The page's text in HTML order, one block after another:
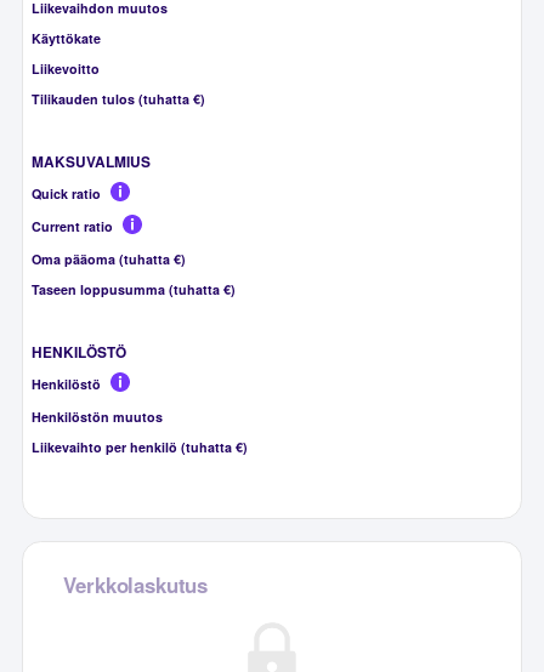
Liikevaihdon muutos
Käyttökate
Liikevoitto
Tilikauden tulos (tuhatta €)
MAKSUVALMIUS
Quick ratio
Current ratio
Oma pääoma (tuhatta €)
Taseen loppusumma (tuhatta €)
HENKILÖSTÖ
Henkilöstö
Henkilöstön muutos
Liikevaihto per henkilö (tuhatta €)
Verkkolaskutus